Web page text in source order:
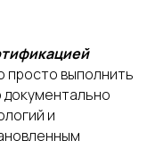
просто выполнить
и